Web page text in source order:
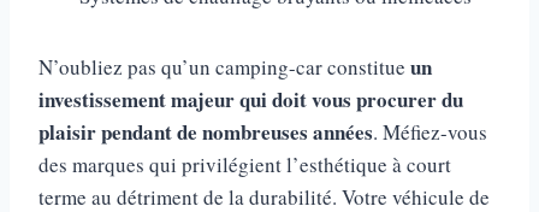
N’oubliez pas qu’un camping-car constitue un
investissement majeur qui doit vous procurer du
plaisir pendant de nombreuses années. Méfiez-vous
des marques qui privilégient l’esthétique à court
terme au détriment de la durabilité. Votre véhicule de